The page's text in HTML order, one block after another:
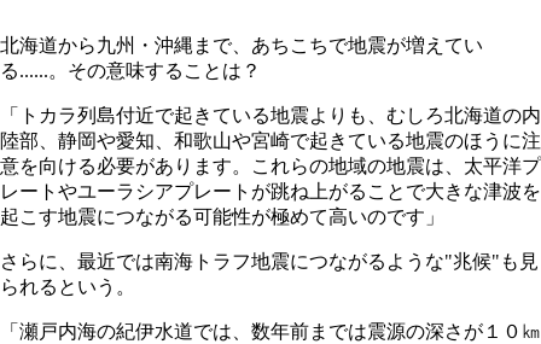
北海道から九州・沖縄まで、あちこちで地震が増えてい
る......。その意味することは？
「トカラ列島付近で起きている地震よりも、むしろ北海道の内
陸部、静岡や愛知、和歌山や宮崎で起きている地震のほうに注
意を向ける必要があります。これらの地域の地震は、太平洋プ
レートやユーラシアプレートが跳ね上がることで大きな津波を
起こす地震につながる可能性が極めて高いのです」
さらに、最近では南海トラフ地震につながるような"兆候"も見
られるという。
「瀬戸内海の紀伊水道では、数年前までは震源の深さが１０㎞